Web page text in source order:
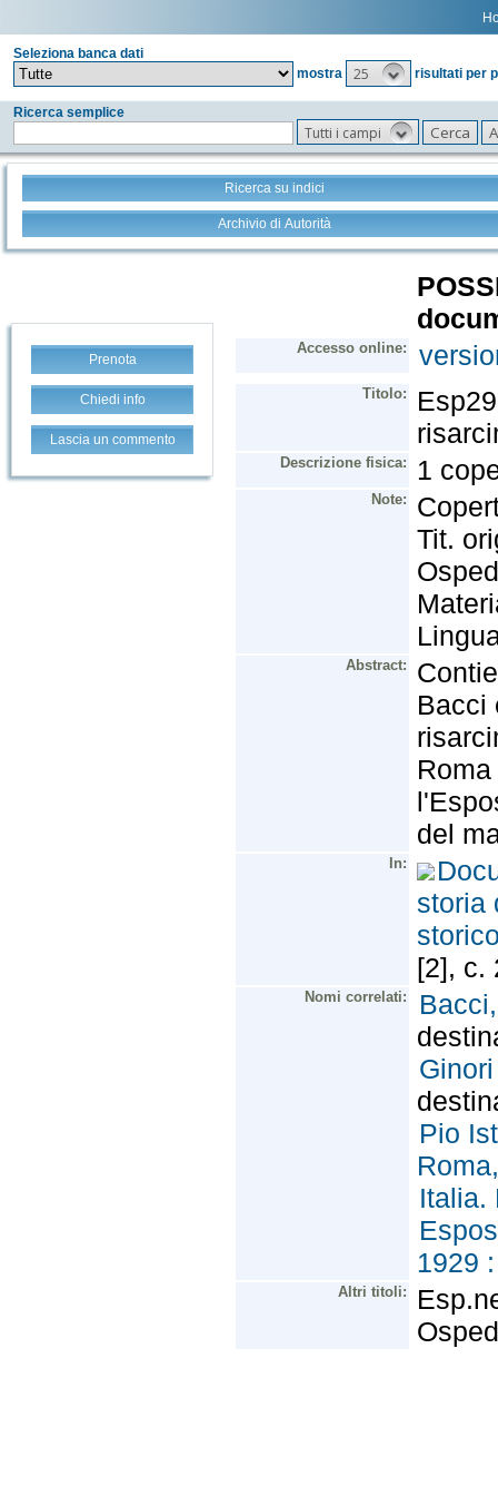
Seleziona banca dati
mostra
25 risultati per
Ricerca semplice
Tutti i campi
Ricerca su indici
Archivio di Autorità
Prenota
Chiedi info
Lascia un commento